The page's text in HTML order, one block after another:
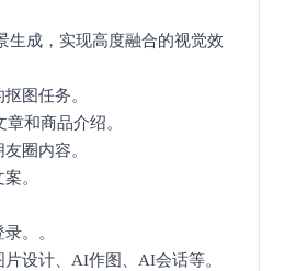
成，实现高度融合的视觉效
图任务。
和商品介绍。
圈内容。
。
。。
设计、AI作图、AI会话等。